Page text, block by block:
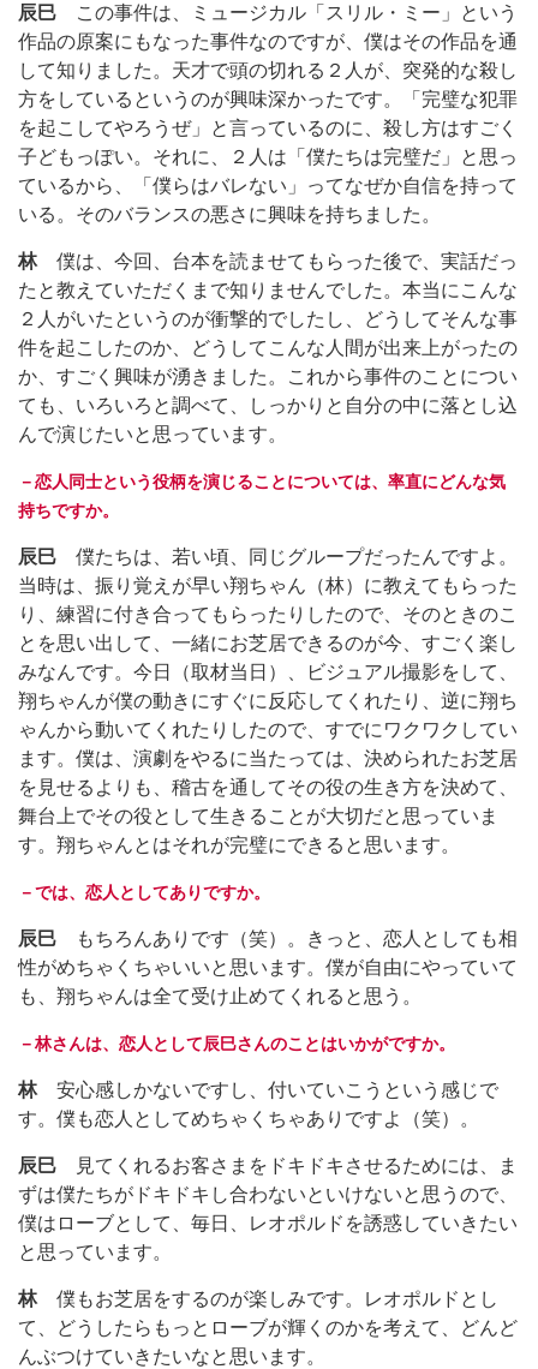
辰巳 この事件は、ミュージカル「スリル・ミー」という
作品の原案にもなった事件なのですが、僕はその作品を通
して知りました。天才で頭の切れる２人が、突発的な殺し
方をしているというのが興味深かったです。「完璧な犯罪
を起こしてやろうぜ」と言っているのに、殺し方はすごく
子どもっぽい。それに、２人は「僕たちは完璧だ」と思っ
ているから、「僕らはバレない」ってなぜか自信を持って
いる。そのバランスの悪さに興味を持ちました。
林僕は、今回、台本を読ませてもらった後で、実話だっ
たと教えていただくまで知りませんでした。本当にこんな
２人がいたというのが衝撃的でしたし、どうしてそんな事
件を起こしたのか、どうしてこんな人間が出来上がったの
か、すごく興味が湧きました。これから事件のことについ
ても、いろいろと調べて、しっかりと自分の中に落とし込
んで演じたいと思っています。
－恋人同士という役柄を演じることについては、率直にどんな気
持ちですか。
辰巳 僕たちは、若い頃、同じグループだったんですよ。
当時は、振り覚えが早い翔ちゃん（林）に教えてもらった
り、練習に付き合ってもらったりしたので、そのときのこ
とを思い出して、一緒にお芝居できるのが今、すごく楽し
みなんです。今日（取材当日）、ビジュアル撮影をして、
翔ちゃんが僕の動きにすぐに反応してくれたり、逆に翔ち
ゃんから動いてくれたりしたので、すでにワクワクしてい
ます。僕は、演劇をやるに当たっては、決められたお芝居
を見せるよりも、稽古を通してその役の生き方を決めて、
舞台上でその役として生きることが大切だと思っていま
す。翔ちゃんとはそれが完璧にできると思います。
－では、恋人としてありですか。
辰巳 もちろんありです（笑）。きっと、恋人としても相
性がめちゃくちゃいいと思います。僕が自由にやっていて
も、翔ちゃんは全て受け止めてくれると思う。
－林さんは、恋人として辰巳さんのことはいかがですか。
林安心感しかないですし、付いていこうという感じで
す。僕も恋人としてめちゃくちゃありですよ（笑）。
辰巳 見てくれるお客さまをドキドキさせるためには、ま
ずは僕たちがドキドキし合わないといけないと思うので、
僕はローブとして、毎日、レオポルドを誘惑していきたい
と思っています。
林僕もお芝居をするのが楽しみです。レオポルドとし
て、どうしたらもっとローブが輝くのかを考えて、どんど
んぶつけていきたいなと思います。